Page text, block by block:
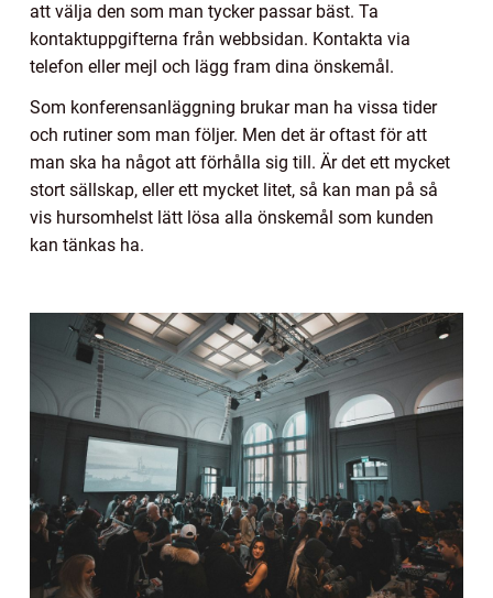
att välja den som man tycker passar bäst. Ta
kontaktuppgifterna från webbsidan. Kontakta via
telefon eller mejl och lägg fram dina önskemål.
Som konferensanläggning brukar man ha vissa tider
och rutiner som man följer. Men det är oftast för att
man ska ha något att förhålla sig till. Är det ett mycket
stort sällskap, eller ett mycket litet, så kan man på så
vis hursomhelst lätt lösa alla önskemål som kunden
kan tänkas ha.